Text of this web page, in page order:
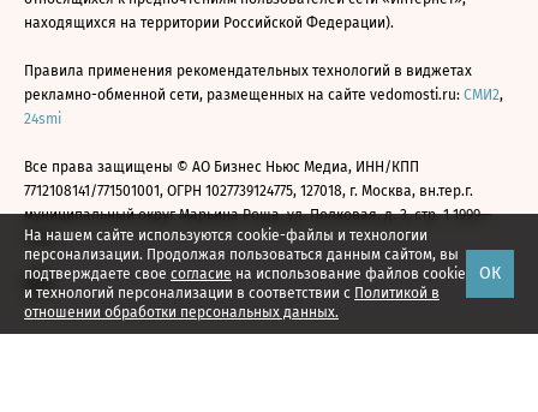
На нашем сайте используются cookie-файлы и технологии
персонализации. Продолжая пользоваться данным сайтом, вы
подтверждаете свое согласие на использование файлов cookie
и технологий персонализации в соответствии с Политикой в
отношении обработки персональных данных.
ОК
находящихся на территории Российской Федерации).
Правила применения рекомендательных технологий в виджетах
рекламно-обменной сети, размещенных на сайте vedomosti.ru: СМИ2,
24smi
Все права защищены © АО Бизнес Ньюс Медиа, ИНН/КПП
7712108141/771501001, ОГРН 1027739124775, 127018, г. Москва, вн.тер.г.
муниципальный округ Марьина Роща, ул. Полковая, д. 3, стр. 1 1999—
2026